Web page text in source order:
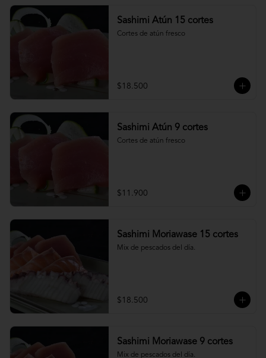
Sashimi Atún 15 cortes
Cortes de atún fresco
$18.500
Sashimi Atún 9 cortes
Cortes de atún fresco
$11.900
Sashimi Moriawase 15 cortes
Mix de pescados del día.
$18.500
Sashimi Moriawase 9 cortes
Mix de pescados del día.